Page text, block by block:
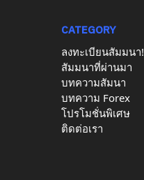
CATEGORY
ลงทะเบียนสัมมนา!
สัมมนาที่ผ่านมา
บทความสัมนา
บทความ Forex
โปรโมชั่นพิเศษ
ติดต่อเรา